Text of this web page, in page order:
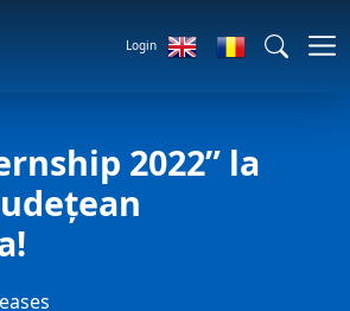
Login
2022” la